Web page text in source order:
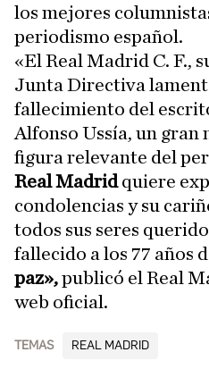
los mejores
periodismo español.
«El Real Madrid C. F.,
Junta Directiva
fallecimiento del
Alfonso Ussía, un gran
figura relevante del
Real Madridquiere
condolencias y su
todos sus seres
fallecido a los 77 años
paz»,publicó el Real
web oficial.
TEMAS REAL MADRID